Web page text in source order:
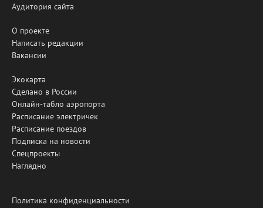
Аудитория сайта
О проекте
Написать редакции
Вакансии
Экокарта
Сделано в России
Онлайн-табло аэропорта
Расписание электричек
Расписание поездов
Подписка на новости
Спецпроекты
Наглядно
Политика конфиденциальности